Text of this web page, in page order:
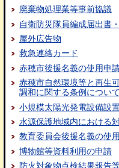
廃棄物処理業等事前協議
自衛防災隊員編成届出書
屋外広告物
救急連絡カード
赤穂市後援名義の使用申
赤穂市自然環境等と再生
調和に関する条例について
小規模太陽光発電設備設
水源保護地域内における
教育委員会後援名義の使
博物館等資料利用の申請
防火対象物点検結果報告